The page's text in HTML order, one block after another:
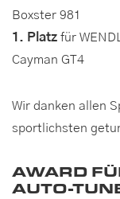
Boxster 981
1. Platz für
Cayman GT4
Wir danken allen
sportlichsten
AWARD
AUTO-